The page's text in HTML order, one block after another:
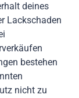
deines
Lackschaden
bestehen
nicht zu